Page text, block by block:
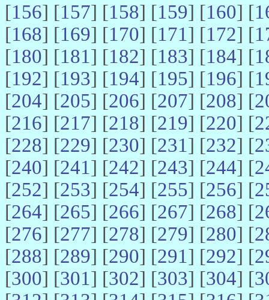
[156] [157] [158] [159] [160] [
[168] [169] [170] [171] [172] [
[180] [181] [182] [183] [184] [
[192] [193] [194] [195] [196] [
[204] [205] [206] [207] [208] [
[216] [217] [218] [219] [220] [
[228] [229] [230] [231] [232] [
[240] [241] [242] [243] [244] [
[252] [253] [254] [255] [256] [
[264] [265] [266] [267] [268] [
[276] [277] [278] [279] [280] [
[288] [289] [290] [291] [292] [
[300] [301] [302] [303] [304] [